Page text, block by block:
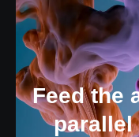
Feed the
parallel